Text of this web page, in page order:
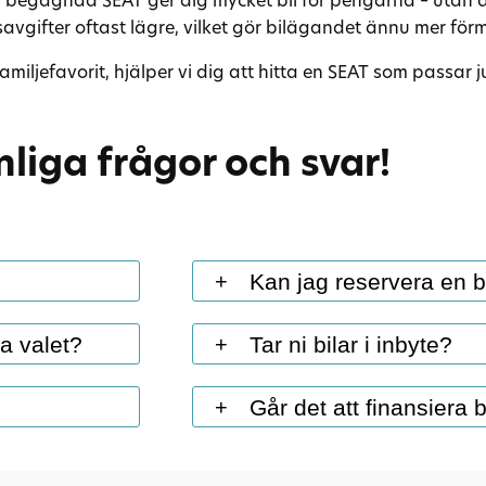
oftast lägre, vilket gör bilägandet ännu mer
hjälper vi dig att hitta en SEAT som passar
frågor och svar!
som kan
tydligt vad
+ Kan jag reservera en
Ja, du kan enkelt reservera din bil.
köpa den under tiden.Kontakta
med att reservera din nästa bil!
valet?
med
Vi finns
+ Tar ni bilar i inbyte?
Ja, vi tar gärna din nuvarande bil i
Du får ett marknadsmässigt
+ Går det att finansiera